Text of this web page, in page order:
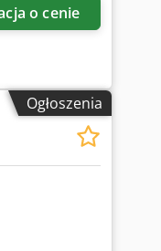
o cenie
Ogłoszenia